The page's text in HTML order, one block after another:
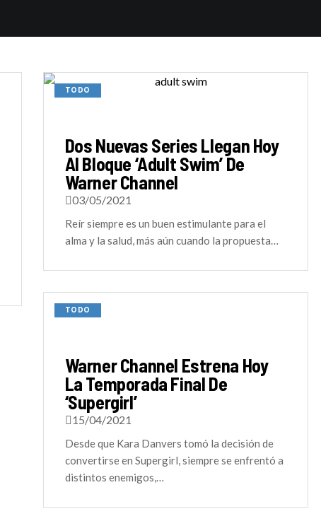
TODO
Dos Nuevas Series Llegan Hoy
Al Bloque ‘Adult Swim’ De
Warner Channel
03/05/2021
Reír siempre es un buen estimulante para el
alma y la salud, más aún cuando la propuesta…
TODO
Warner Channel Estrena Hoy
La Temporada Final De
‘Supergirl’
15/04/2021
Desde que Kara Danvers tomó la decisión de
convertirse en Supergirl, siempre se enfrentó a
distintos enemigos,…